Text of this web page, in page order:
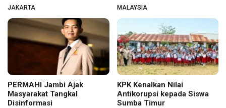
JAKARTA MALAYSIA
PERMAHI Jambi Ajak
Masyarakat Tangkal
Disinformasi
KPK Kenalkan Nilai
Antikorupsi kepada Siswa
Sumba Timur